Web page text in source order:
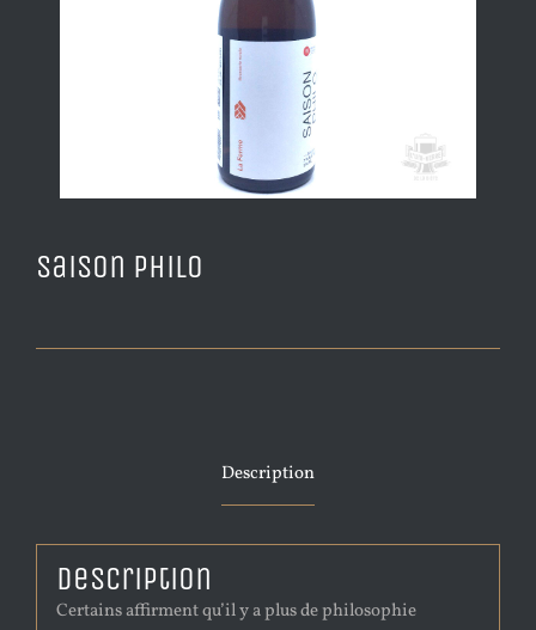
Saison Philo
Description
Description
Certains affirment qu’il y a plus de philosophie